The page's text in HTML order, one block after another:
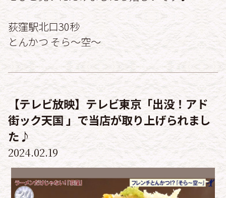
荻窪駅北口30秒
とんかつ そら〜空〜
【テレビ放映】テレビ東京「出没！アド
街ック天国 」で当店が取り上げられまし
た♪
2024.02.19